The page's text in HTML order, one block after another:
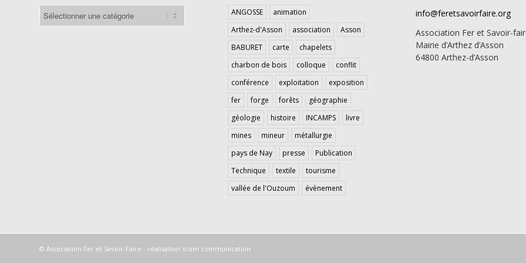
ANGOSSE
animation
Arthez-d'Asson
association
Asson
BABURET
carte
chapelets
charbon de bois
colloque
conflit
conférence
exploitation
exposition
fer
forge forêts
géographie
géologie
histoire INCAMPS
livre
mines
mineur
métallurgie
pays de Nay
presse
Publication
Technique
textile
tourisme
vallée de l'Ouzoum
évènement
info@feretsavoirfaire.org
Association Fer et Savoir-
Mairie d’Arthez d’Asson
64800 Arthez-d’Asson
© Association Fer et Savoir-Faire - réalisation scom communication